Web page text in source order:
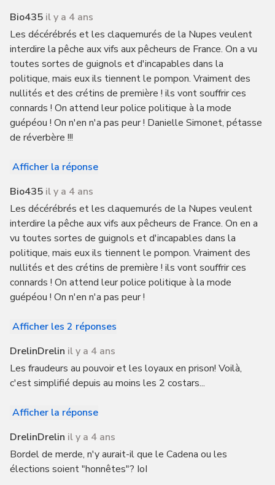
Bio435 il y a 4 ans
Les décérébrés et les claquemurés de la Nupes veulent
interdire la pêche aux vifs aux pêcheurs de France. On a vu
toutes sortes de guignols et d'incapables dans la
politique, mais eux ils tiennent le pompon. Vraiment des
nullités et des crétins de première ! ils vont souffrir ces
connards ! On attend leur police politique à la mode
guépéou ! On n'en n'a pas peur ! Danielle Simonet, pétasse
de réverbère !!!
Afficher la réponse
Bio435 il y a 4 ans
Les décérébrés et les claquemurés de la Nupes veulent
interdire la pêche aux vifs aux pêcheurs de France. On en a
vu toutes sortes de guignols et d'incapables dans la
politique, mais eux ils tiennent le pompon. Vraiment des
nullités et des crétins de première ! ils vont souffrir ces
connards ! On attend leur police politique à la mode
guépéou ! On n'en n'a pas peur !
Afficher les 2 réponses
DrelinDrelin il y a 4 ans
Les fraudeurs au pouvoir et les loyaux en prison! Voilà,
c'est simplifié depuis au moins les 2 costars...
Afficher la réponse
DrelinDrelin il y a 4 ans
Bordel de merde, n'y aurait-il que le Cadena ou les
élections soient "honnêtes"? IoI